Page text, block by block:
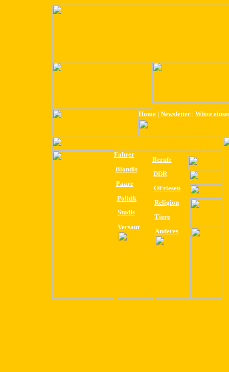
Home | Newsletter | Witze
Fahrer
Berufe
Blondis
DDR
Paare
OFriesen
Politik
Religion
Studis
Tiere
Versaut
Anderes